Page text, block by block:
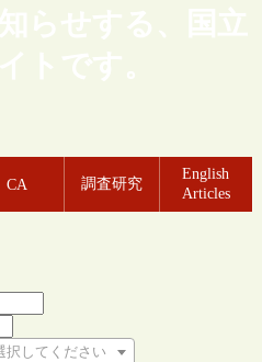
らせする、国立
トです。
CA 調査研究
English
Articles
択してください